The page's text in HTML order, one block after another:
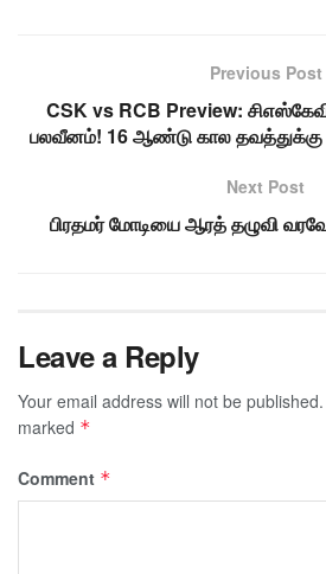
Previous Post
CSK vs RCB Preview:
பலவீனம்! 16 ஆண்டு கால தவத்துக்கு
Next Post
பிரதமர் மோடியை ஆரத் தழுவி
Leave a Reply
Your email address will not be published.
marked *
Comment *